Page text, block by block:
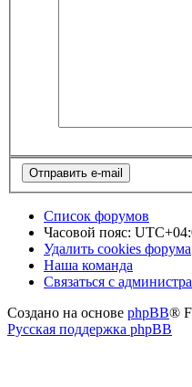
Список форумов
Часовой пояс:
Удалить cookies форума
Наша команда
Связаться с
Создано на основе phpBB®
Русская поддержка phpBB